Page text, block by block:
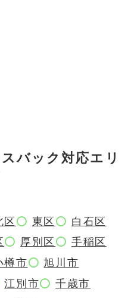
バック対応エリ
区 東区
白石区
厚別区
手稲区
樽市
旭川市
江別市
千歳市